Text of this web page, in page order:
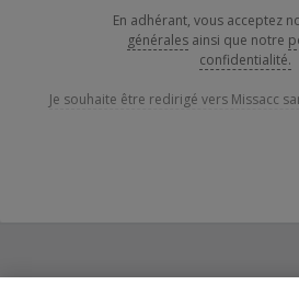
En adhérant, vous acceptez
générales ainsi que notre
confidentialité.
Je souhaite être redirigé vers Missacc